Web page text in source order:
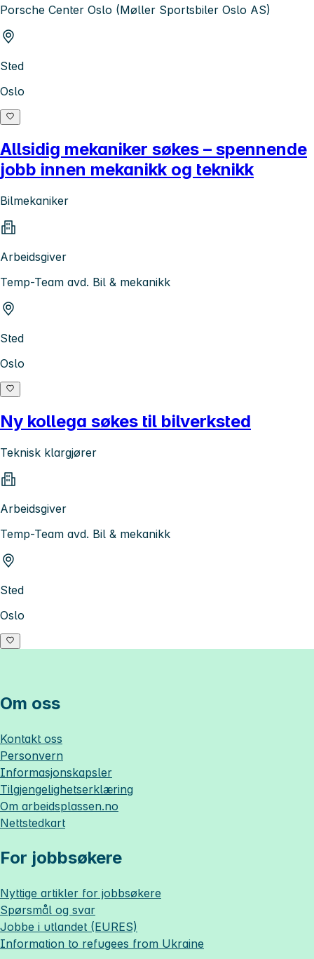
Porsche Center Oslo (Møller Sportsbiler Oslo AS)
Sted
Oslo
Allsidig mekaniker søkes – spennende
jobb innen mekanikk og teknikk
Bilmekaniker
Arbeidsgiver
Temp-Team avd. Bil & mekanikk
Sted
Oslo
Ny kollega søkes til bilverksted
Teknisk klargjører
Arbeidsgiver
Temp-Team avd. Bil & mekanikk
Sted
Oslo
Om oss
Kontakt oss
Personvern
Informasjonskapsler
Tilgjengelighetserklæring
Om arbeidsplassen.no
Nettstedkart
For jobbsøkere
Nyttige artikler for jobbsøkere
Spørsmål og svar
Jobbe i utlandet (EURES)
Information to refugees from Ukraine